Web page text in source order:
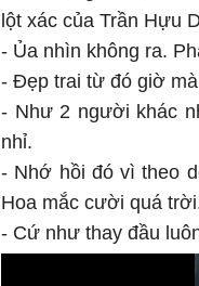
lột xác của Trần Hựu
- Ủa nhìn không ra.
- Đẹp trai từ đó giờ
- Như 2 người khác
nhỉ.
- Nhớ hồi đó vì theo
Hoa mắc cười quá
- Cứ như thay đầu